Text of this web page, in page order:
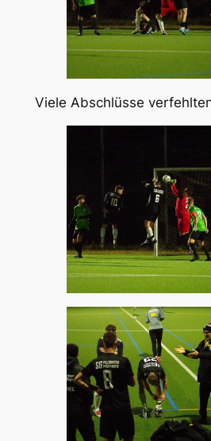
Viele Abschlüsse